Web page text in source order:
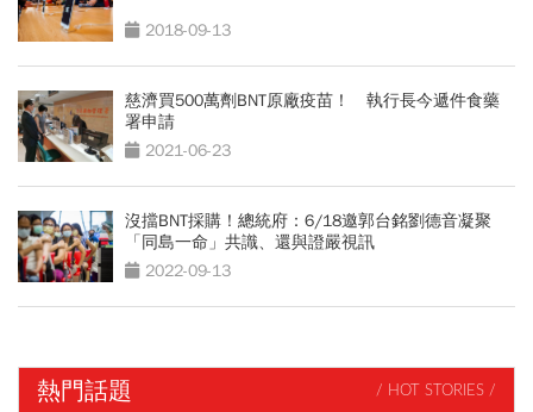
2018-09-13
慈濟買500萬劑BNT原廠疫苗！ 執行長今遞件食藥
署申請
2021-06-23
沒擋BNT採購！總統府：6/18邀郭台銘劉德音凝聚
「同島一命」共識、還與證嚴視訊
2022-09-13
熱門話題 / HOT STORIES /